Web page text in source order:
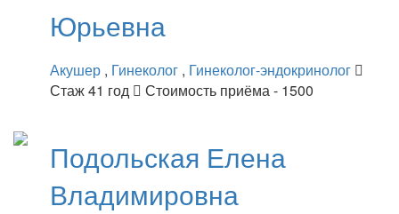
Юрьевна
Акушер , Гинеколог , Гинеколог-эндокринолог
Стаж 41 год
Стоимость приёма - 1500
Подольская Елена
Владимировна